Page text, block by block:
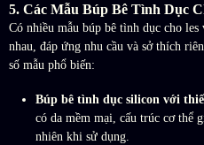
5. Các Mẫu Búp Bê Tình Dục
Có nhiều mẫu búp bê tình dục cho
nhau, đáp ứng nhu cầu và sở thích
số mẫu phổ biến:
Búp bê tình dục silicon với
có da mềm mại, cấu trúc cơ thể
nhiên khi sử dụng.